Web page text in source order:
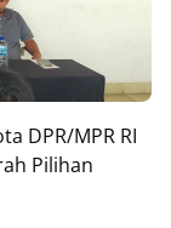
DPR/MPR RI
Pilihan